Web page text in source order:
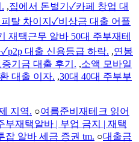
,집에서 돈벌기✓카페 창업 대
탈 차이지✓비상금 대출 어플
재택근무 알바 50대 주부재테
대출 신용등급 하락. ,연봉
기금 대출 후기. ,소액 모바일
대출 이자. ,30대 40대 주부부
지역. ○여름준비재테크 읽어
부재택알바 | 부업 금지 | 재택
잡 알바 세금 증권 tm. ○대출금